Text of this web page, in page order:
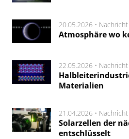
20.05.2026 • Nachricht
Atmosphäre wo
22.05.2026 • Nachricht
Materialien
21.04.2026 • Nachricht
Solarzellen der
entschlüsselt